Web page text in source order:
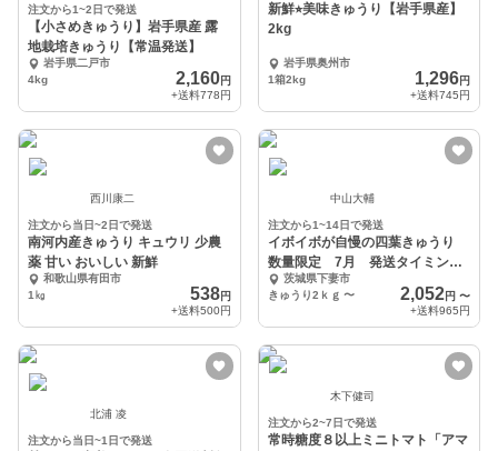
注文から1~2日で発送
【小さめきゅうり】岩手県産 露
地栽培きゅうり【常温発送】
岩手県二戸市
4kg
2,160円
+送料778円
新鮮⭐︎美味きゅうり【岩手県産】
2kg
岩手県奥州市
1箱2kg
1,296円
+送料745円
西川康二
注文から当日~2日で発送
南河内産きゅうり キュウリ 少農
薬 甘い おいしい 新鮮
和歌山県有田市
1㎏
538円
+送料500円
中山大輔
注文から1~14日で発送
イボイボが自慢の四葉きゅうり
数量限定 7月 発送タイミング
おまかせ
茨城県下妻市
きゅうり2ｋｇ 〜 2,052円 〜
+送料965円
北浦 凌
注文から当日~1日で発送
木下健司
注文から2~7日で発送
常時糖度８以上ミニトマト「アマ